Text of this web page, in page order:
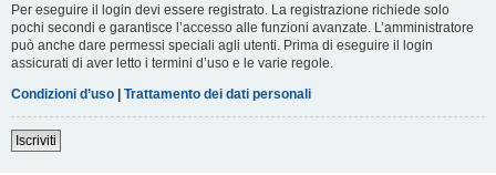
Per eseguire il login devi essere registrato. La registrazione richiede solo
pochi secondi e garantisce l’accesso alle funzioni avanzate. L’amministratore
può anche dare permessi speciali agli utenti. Prima di eseguire il login
assicurati di aver letto i termini d’uso e le varie regole.
Condizioni d’uso | Trattamento dei dati personali
Iscriviti